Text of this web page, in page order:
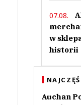
07.08.
w
historii
Auchan